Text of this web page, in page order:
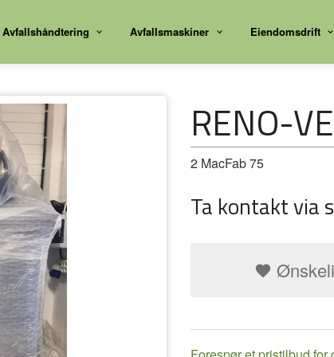
Avfallshåndtering Avfallsmaskiner Eiendomsdrift
RENO-
2 MacFab 75
Ta kontakt via